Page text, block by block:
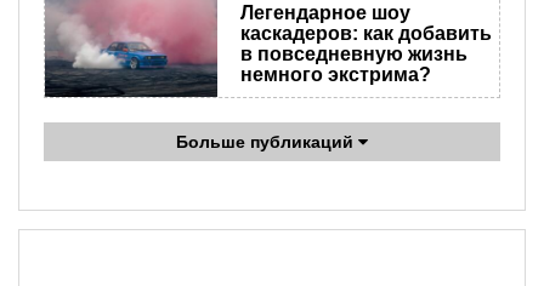
Легендарное шоу
каскадеров: как добавить
в повседневную жизнь
немного экстрима?
Больше публикаций